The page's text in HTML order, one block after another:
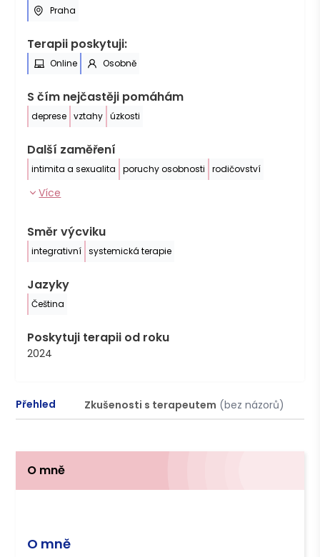
Praha
Terapii poskytuji:
Online Osobně
S čím nejčastěji pomáhám
deprese vztahy úzkosti
Další zaměření
intimita a sexualita poruchy osobnosti rodičovství
Více
Směr výcviku
integrativní systemická terapie
Jazyky
Čeština
Poskytuji terapii od roku
2024
Přehled Zkušenosti s terapeutem (bez názorů)
O mně
O mně